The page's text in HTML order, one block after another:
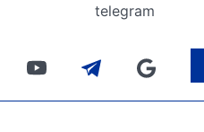
telegram